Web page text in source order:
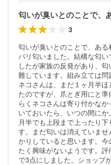
3
匂いが臭いとのことで、あ
パリ匂いました。結構な匂
したが家族の反発があり、
難しています。組み立ては
ネコさんは、まだ１ヶ月半
たのですが、爪とぎ用にと
らくネコさんは寄り付かな
いておいたら、いつの間に
月半でも上段まで上ったり
す。まだ匂いは消えていま
かりしていると思います。
たく興味がないようです。
で3点にしました。ショップ